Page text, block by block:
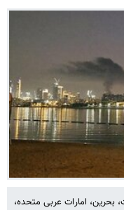
بحرین، امارات عربی متحده،